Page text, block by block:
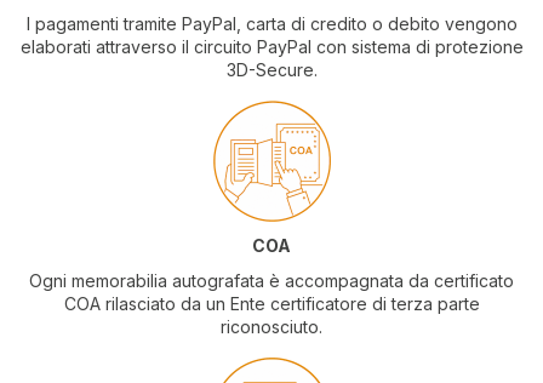
I pagamenti tramite PayPal, carta di credito o debito vengono
elaborati attraverso il circuito PayPal con sistema di protezione
3D-Secure.
COA
Ogni memorabilia autografata è accompagnata da certificato
COA rilasciato da un Ente certificatore di terza parte
riconosciuto.